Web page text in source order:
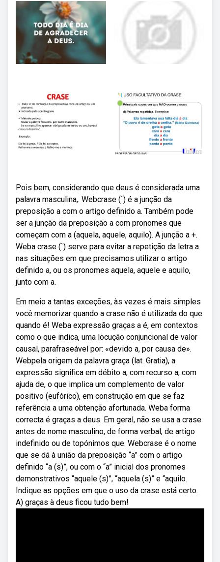
Pois bem, considerando que deus é considerada uma
palavra masculina,. Webcrase (`) é a junção da
preposição a com o artigo definido a. Também pode
ser a junção da preposição a com pronomes que
começam com a (aquela, aquele, aquilo). A junção a +.
Weba crase (`) serve para evitar a repetição da letra a
nas situações em que precisamos utilizar o artigo
definido a, ou os pronomes aquela, aquele e aquilo,
junto com a.
Em meio a tantas exceções, às vezes é mais simples
você memorizar quando a crase não é utilizada do que
quando é! Weba expressão graças a é, em contextos
como o que indica, uma locução conjuncional de valor
causal, parafraseável por: «devido a, por causa de».
Webpela origem da palavra graça (lat. Gratia), a
expressão significa em débito a, com recurso a, com
ajuda de, o que implica um complemento de valor
positivo (eufórico), em construção em que se faz
referência a uma obtenção afortunada. Weba forma
correcta é graças a deus. Em geral, não se usa a crase
antes de nome masculino, de forma verbal, de artigo
indefinido ou de topónimos que. Webcrase é o nome
que se dá à união da preposição “a” com o artigo
definido “a (s)”, ou com o “a” inicial dos pronomes
demonstrativos “aquele (s)”, “aquela (s)” e “aquilo.
Indique as opções em que o uso da crase está certo.
A) graças à deus ficou tudo bem!